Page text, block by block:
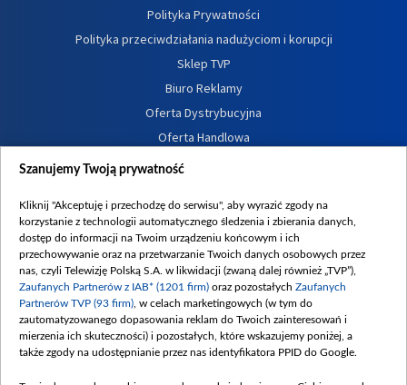
Polityka Prywatności
Polityka przeciwdziałania nadużyciom i korupcji
Sklep TVP
Biuro Reklamy
Oferta Dystrybucyjna
Oferta Handlowa
Dostępność
Procedura zgłoszeń wewnętrznych
Szanujemy Twoją prywatność
Kliknij "Akceptuję i przechodzę do serwisu", aby wyrazić zgody na
korzystanie z technologii automatycznego śledzenia i zbierania danych,
dostęp do informacji na Twoim urządzeniu końcowym i ich
przechowywanie oraz na przetwarzanie Twoich danych osobowych przez
nas, czyli Telewizję Polską S.A. w likwidacji (zwaną dalej również „TVP”),
Zaufanych Partnerów z IAB* (1201 firm) oraz pozostałych Zaufanych
Partnerów TVP (93 firm) , w celach marketingowych (w tym do
zautomatyzowanego dopasowania reklam do Twoich zainteresowań i
mierzenia ich skuteczności) i pozostałych, które wskazujemy poniżej, a
także zgody na udostępnianie przez nas identyfikatora PPID do Google.